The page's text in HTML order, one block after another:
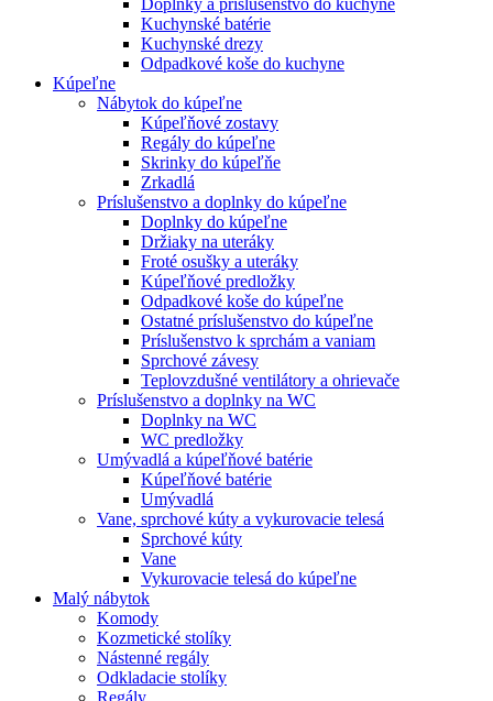
Kuchynské batérie
Kuchynské drezy
Odpadkové koše do kuchyne
Kúpeľne
Nábytok do kúpeľne
Kúpeľňové zostavy
Regály do kúpeľne
Skrinky do kúpeľňe
Zrkadlá
Príslušenstvo a doplnky do kúpeľne
Doplnky do kúpeľne
Držiaky na uteráky
Froté osušky a uteráky
Kúpeľňové predložky
Odpadkové koše do kúpeľne
Ostatné príslušenstvo do kúpeľne
Príslušenstvo k sprchám a vaniam
Sprchové závesy
Teplovzdušné ventilátory a ohrievače
Príslušenstvo a doplnky na WC
Doplnky na WC
WC predložky
Umývadlá a kúpeľňové batérie
Kúpeľňové batérie
Umývadlá
Vane, sprchové kúty a vykurovacie telesá
Sprchové kúty
Vane
Vykurovacie telesá do kúpeľne
Malý nábytok
Komody
Kozmetické stolíky
Nástenné regály
Odkladacie stolíky
Regály